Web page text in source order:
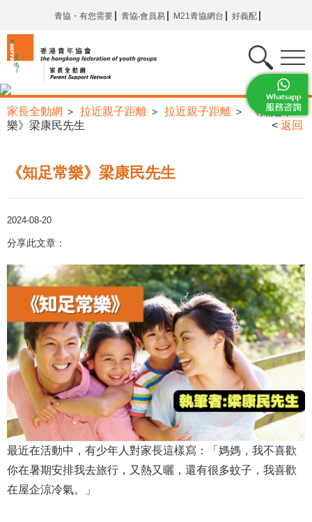
青協・有您需要 青協‧會員易 M21青協網台 好義配
家長全動網 > 拉近親子距離 > 拉近親子距離 >
《知足常
樂》梁康民先生
< 返回
《知足常樂》梁康民先生
2024-08-20
分享此文章：
最近在活動中，有少年人對家長這樣寫：「媽媽，我不喜歡
你在暑期安排我去旅行，又熱又曬，還有很多蚊子，我喜歡
在屋企涼冷氣。」